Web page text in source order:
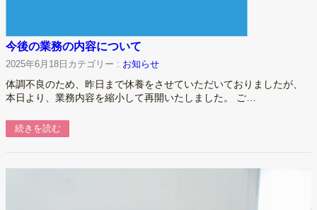
今後の業務の内容について
2025年6月18日 カテゴリー : お知らせ
体調不良のため、昨日まで休養をさせていただいておりましたが、
本日より、業務内容を縮小して再開いたしました。 ご…
続きを読む